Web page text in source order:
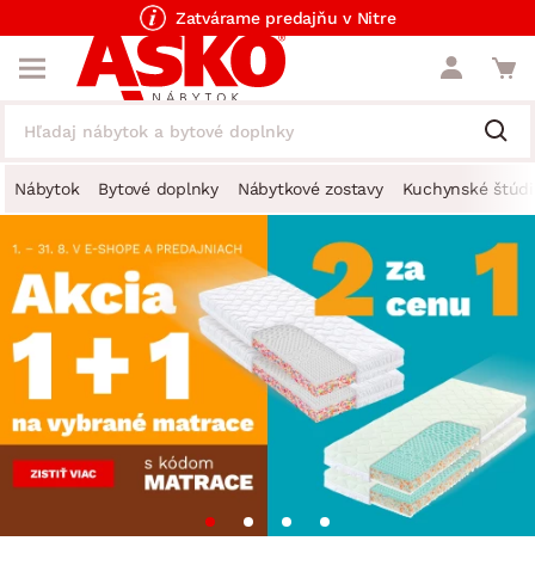
Zatvárame predajňu v Nitre
Nábytok Bytové doplnky Nábytkové zostavy Kuchynské